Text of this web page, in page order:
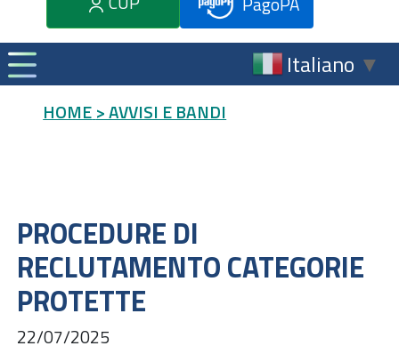
Italiano ▼
HOME > AVVISI E BANDI
PROCEDURE DI
RECLUTAMENTO CATEGORIE
PROTETTE
22/07/2025